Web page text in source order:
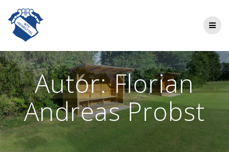
Autor:Florian
Andreas Probst